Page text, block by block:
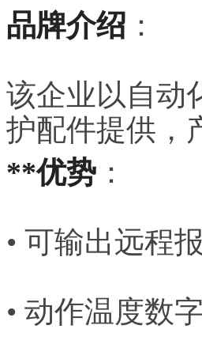
品牌介绍 ：
该企业以自动
护配件提供，
**优势 ：
• 可输出远程
• 动作温度数